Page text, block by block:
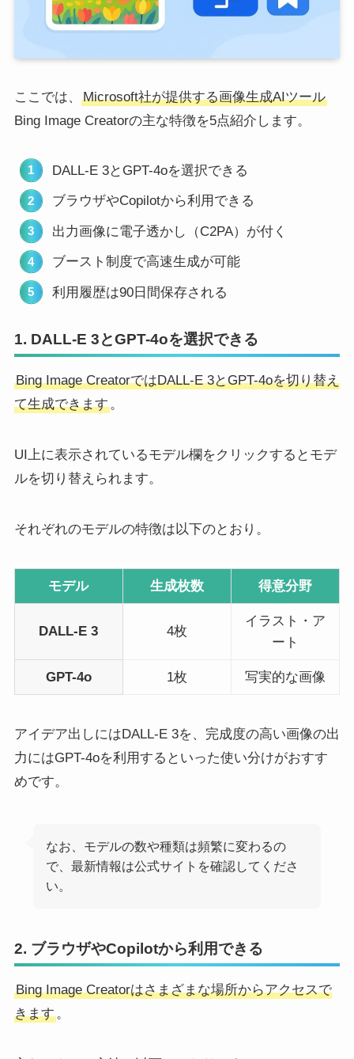
ここでは、
Microsoft社が提供する画像生成AIツール
Bing Image Creatorの主な特徴を5点紹介します。
DALL-E 3とGPT-4oを選択できる
ブラウザやCopilotから利用できる
出力画像に電子透かし（C2PA）が付く
ブースト制度で高速生成が可能
利用履歴は90日間保存される
1. DALL-E 3とGPT-4oを選択できる
Bing Image CreatorではDALL-E 3とGPT-4oを切り替え
て生成できます。
UI上に表示されているモデル欄をクリックするとモデ
ルを切り替えられます。
それぞれのモデルの特徴は以下のとおり。
モデル 生成枚数 得意分野
DALL-E 3 4枚
イラスト・ア
ート
GPT-4o 1枚 写実的な画像
アイデア出しにはDALL-E 3を、完成度の高い画像の出
力にはGPT-4oを利用するといった使い分けがおすす
めです。
なお、モデルの数や種類は頻繁に変わるの
で、最新情報は公式サイトを確認してくださ
い。
2. ブラウザやCopilotから利用できる
Bing Image Creatorはさまざまな場所からアクセスで
きます。